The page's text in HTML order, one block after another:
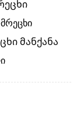
მანქანა